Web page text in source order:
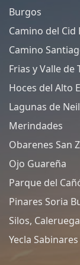
Burgos
Camino del Cid
Camino
Frias y Valle de
Hoces del Alto
Lagunas de
Merindades
Obarenes San
Ojo Guareña
Parque del
Pinares Soria
Silos,
Yecla Sabinares